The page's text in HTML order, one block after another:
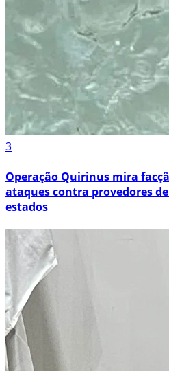
3
Operação Quirinus mira
ataques contra provedores
estados